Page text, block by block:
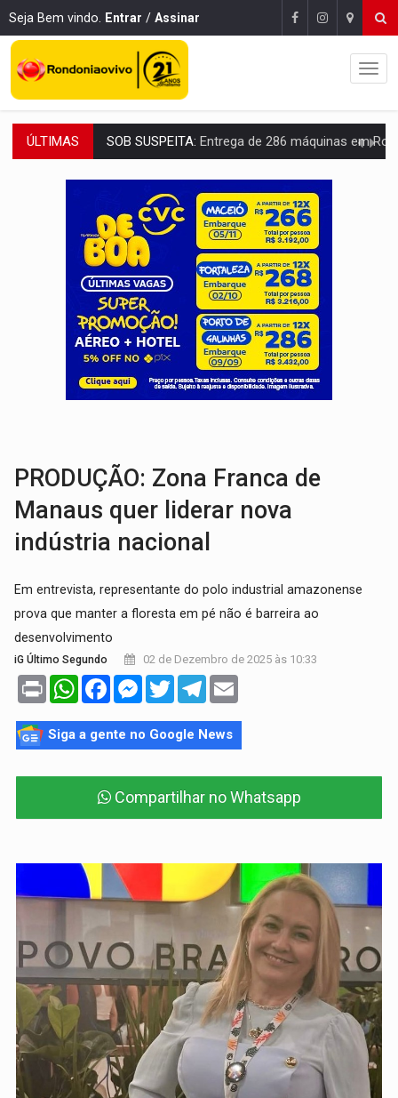
Seja Bem vindo. Entrar / Assinar
ÚLTIMAS ARTIGO:Reter até 50% no distrato imobiliário é legal, mas não pode
DO HOSPITAL AO CAMPO:Veja as mais de 200 ações de Marcos
EXPANSÃO:Grupo Nova Era amplia presença em PVH e transforma Aramix
ROTA GLOBAL:PCC amplia presença internacional e transforma Brasil em
CONEXÃO RONDONIAOVIVO:Museólogo Antônio Ocampo conduz a história de
EXTENSÃO DE DANOS:Ferroviários pedem ao Iphan recuperação de área
VARIANDO O CARDÁPIO: Veja essa receita de carne assada para o
PREJUÍZO AOS ESTUDANTES:Greve dos professores em PVH é
SOB SUSPEITA:
PRODUÇÃO: Zona Franca de
Manaus quer liderar nova
indústria nacional
Em entrevista, representante do polo industrial amazonense
prova que manter a floresta em pé não é barreira ao
desenvolvimento
iG Último Segundo 02 de Dezembro de 2025 às 10:33
Print WhatsAppFacebookMessenger
TwitterTelegram
Siga a gente no Google News
Compartilhar no Whatsapp